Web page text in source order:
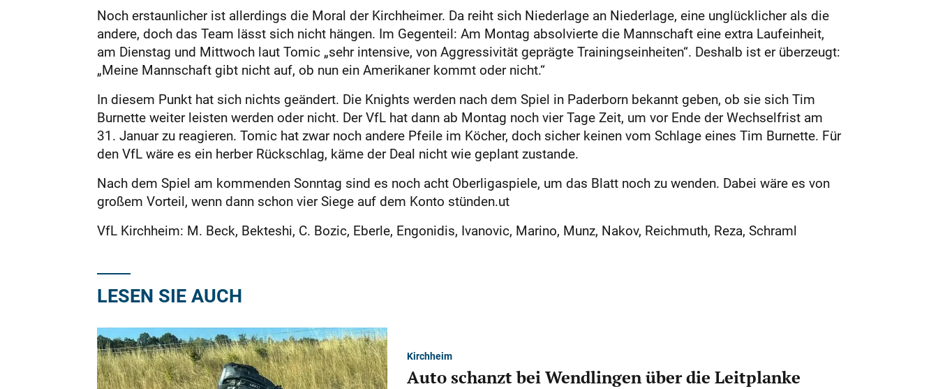
Noch erstaunlicher ist allerdings die Moral der Kirchheimer. Da reiht sich Niederlage an Niederlage, eine unglücklicher als die
andere, doch das Team lässt sich nicht hängen. Im Gegenteil: Am Montag absolvierte die Mannschaft eine extra Laufeinheit,
am Dienstag und Mittwoch laut Tomic „sehr intensive, von Aggressivität geprägte Trainingseinheiten“. Deshalb ist er überzeugt:
„Meine Mannschaft gibt nicht auf, ob nun ein Amerikaner kommt oder nicht.“
In diesem Punkt hat sich nichts geändert. Die Knights werden nach dem Spiel in Paderborn bekannt geben, ob sie sich Tim
Burnette weiter leisten werden oder nicht. Der VfL hat dann ab Montag noch vier Tage Zeit, um vor Ende der Wechselfrist am
31. Januar zu reagieren. Tomic hat zwar noch andere Pfeile im Köcher, doch sicher keinen vom Schlage eines Tim Burnette. Für
den VfL wäre es ein herber Rückschlag, käme der Deal nicht wie geplant zustande.
Nach dem Spiel am kommenden Sonntag sind es noch acht Oberligaspiele, um das Blatt noch zu wenden. Dabei wäre es von
großem Vorteil, wenn dann schon vier Siege auf dem Konto stünden.ut
VfL Kirchheim: M. Beck, Bekteshi, C. Bozic, Eberle, Engonidis, Ivanovic, Marino, Munz, Nakov, Reichmuth, Reza, Schraml
LESEN SIE AUCH
Kirchheim
Auto schanzt bei Wendlingen über die Leitplanke